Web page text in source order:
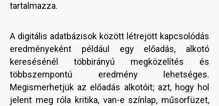
tartalmazza.
A digitális adatbázisok között létrejött kapcsolódás
eredményeként például egy előadás, alkotó
keresésénél többirányú megközelítés és
többszempontú eredmény lehetséges.
Megismerhetjük az előadás alkotóit; azt, hogy hol
jelent meg róla kritika, van-e színlap, műsorfüzet,